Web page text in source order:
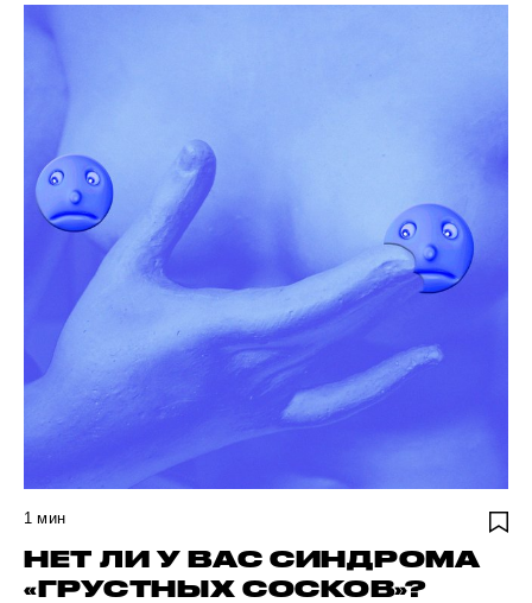
1 мин
НЕТ ЛИ У ВАС СИНДРОМА
«ГРУСТНЫХ СОСКОВ»?